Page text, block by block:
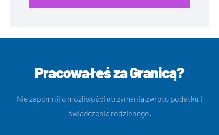
Pracowałeś za Granicą?
Nie zapomnij o możliwości otrzymania zwrotu podatku i
świadczenia rodzinnego.